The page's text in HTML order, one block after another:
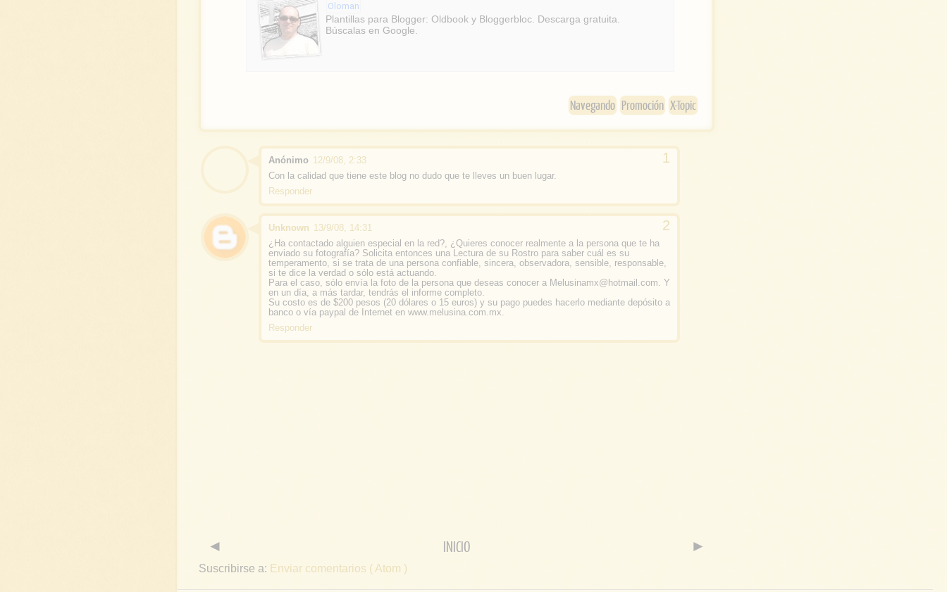
b t
Oloman
Plantillas para Blogger: Oldbook y Bloggerbloc. Descarga gratuita.
Búscalas en Google.
Navegando Promoción X-Topic
Anónimo 12/9/08, 2:33
Con la calidad que tiene este blog no dudo que te lleves un buen lugar.
Responder
Unknown 13/9/08, 14:31
¿Ha contactado alguien especial en la red?, ¿Quieres conocer realmente a la persona que te ha
enviado su fotografía? Solicita entonces una Lectura de su Rostro para saber cuál es su
temperamento, si se trata de una persona confiable, sincera, observadora, sensible, responsable,
si te dice la verdad o sólo está actuando.
Para el caso, sólo envía la foto de la persona que deseas conocer a Melusinamx@hotmail.com. Y
en un día, a más tardar, tendrás el informe completo.
Su costo es de $200 pesos (20 dólares o 15 euros) y su pago puedes hacerlo mediante depósito a
banco o vía paypal de Internet en www.melusina.com.mx.
Responder
◄ ►
INICIO
Suscribirse a: Enviar comentarios ( Atom )